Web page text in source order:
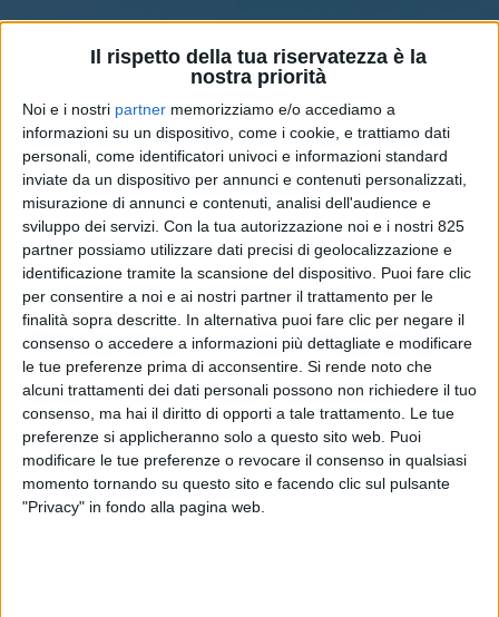
Il rispetto della tua riservatezza è la
nostra priorità
Noi e i nostri partner memorizziamo e/o accediamo a
informazioni su un dispositivo, come i cookie, e trattiamo dati
personali, come identificatori univoci e informazioni standard
inviate da un dispositivo per annunci e contenuti personalizzati,
misurazione di annunci e contenuti, analisi dell'audience e
sviluppo dei servizi. Con la tua autorizzazione noi e i nostri 825
partner possiamo utilizzare dati precisi di geolocalizzazione e
identificazione tramite la scansione del dispositivo. Puoi fare clic
per consentire a noi e ai nostri partner il trattamento per le
finalità sopra descritte. In alternativa puoi fare clic per negare il
consenso o accedere a informazioni più dettagliate e modificare
le tue preferenze prima di acconsentire. Si rende noto che
alcuni trattamenti dei dati personali possono non richiedere il tuo
consenso, ma hai il diritto di opporti a tale trattamento. Le tue
preferenze si applicheranno solo a questo sito web. Puoi
modificare le tue preferenze o revocare il consenso in qualsiasi
momento tornando su questo sito e facendo clic sul pulsante
"Privacy" in fondo alla pagina web.
Un nuovo polo per la
produzione di grafite in arrivo
a Porto Marghera
ECONOMIA 27 MAGGIO 2026